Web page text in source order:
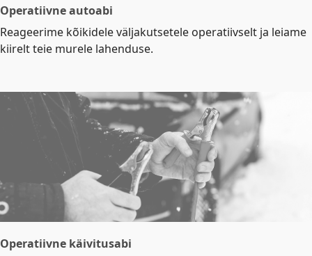
Operatiivne autoabi
Reageerime kõikidele väljakutsetele operatiivselt ja leiame
kiirelt teie murele lahenduse.
Operatiivne käivitusabi